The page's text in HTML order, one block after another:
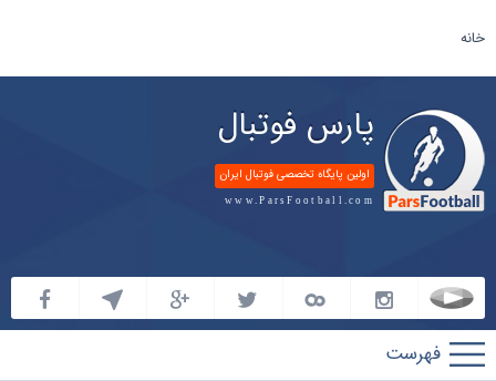
خانه
پارس فوتبال
اولین پایگاه تخصصی فوتبال ایران
www.ParsFootball.com
پارس
فوتبال